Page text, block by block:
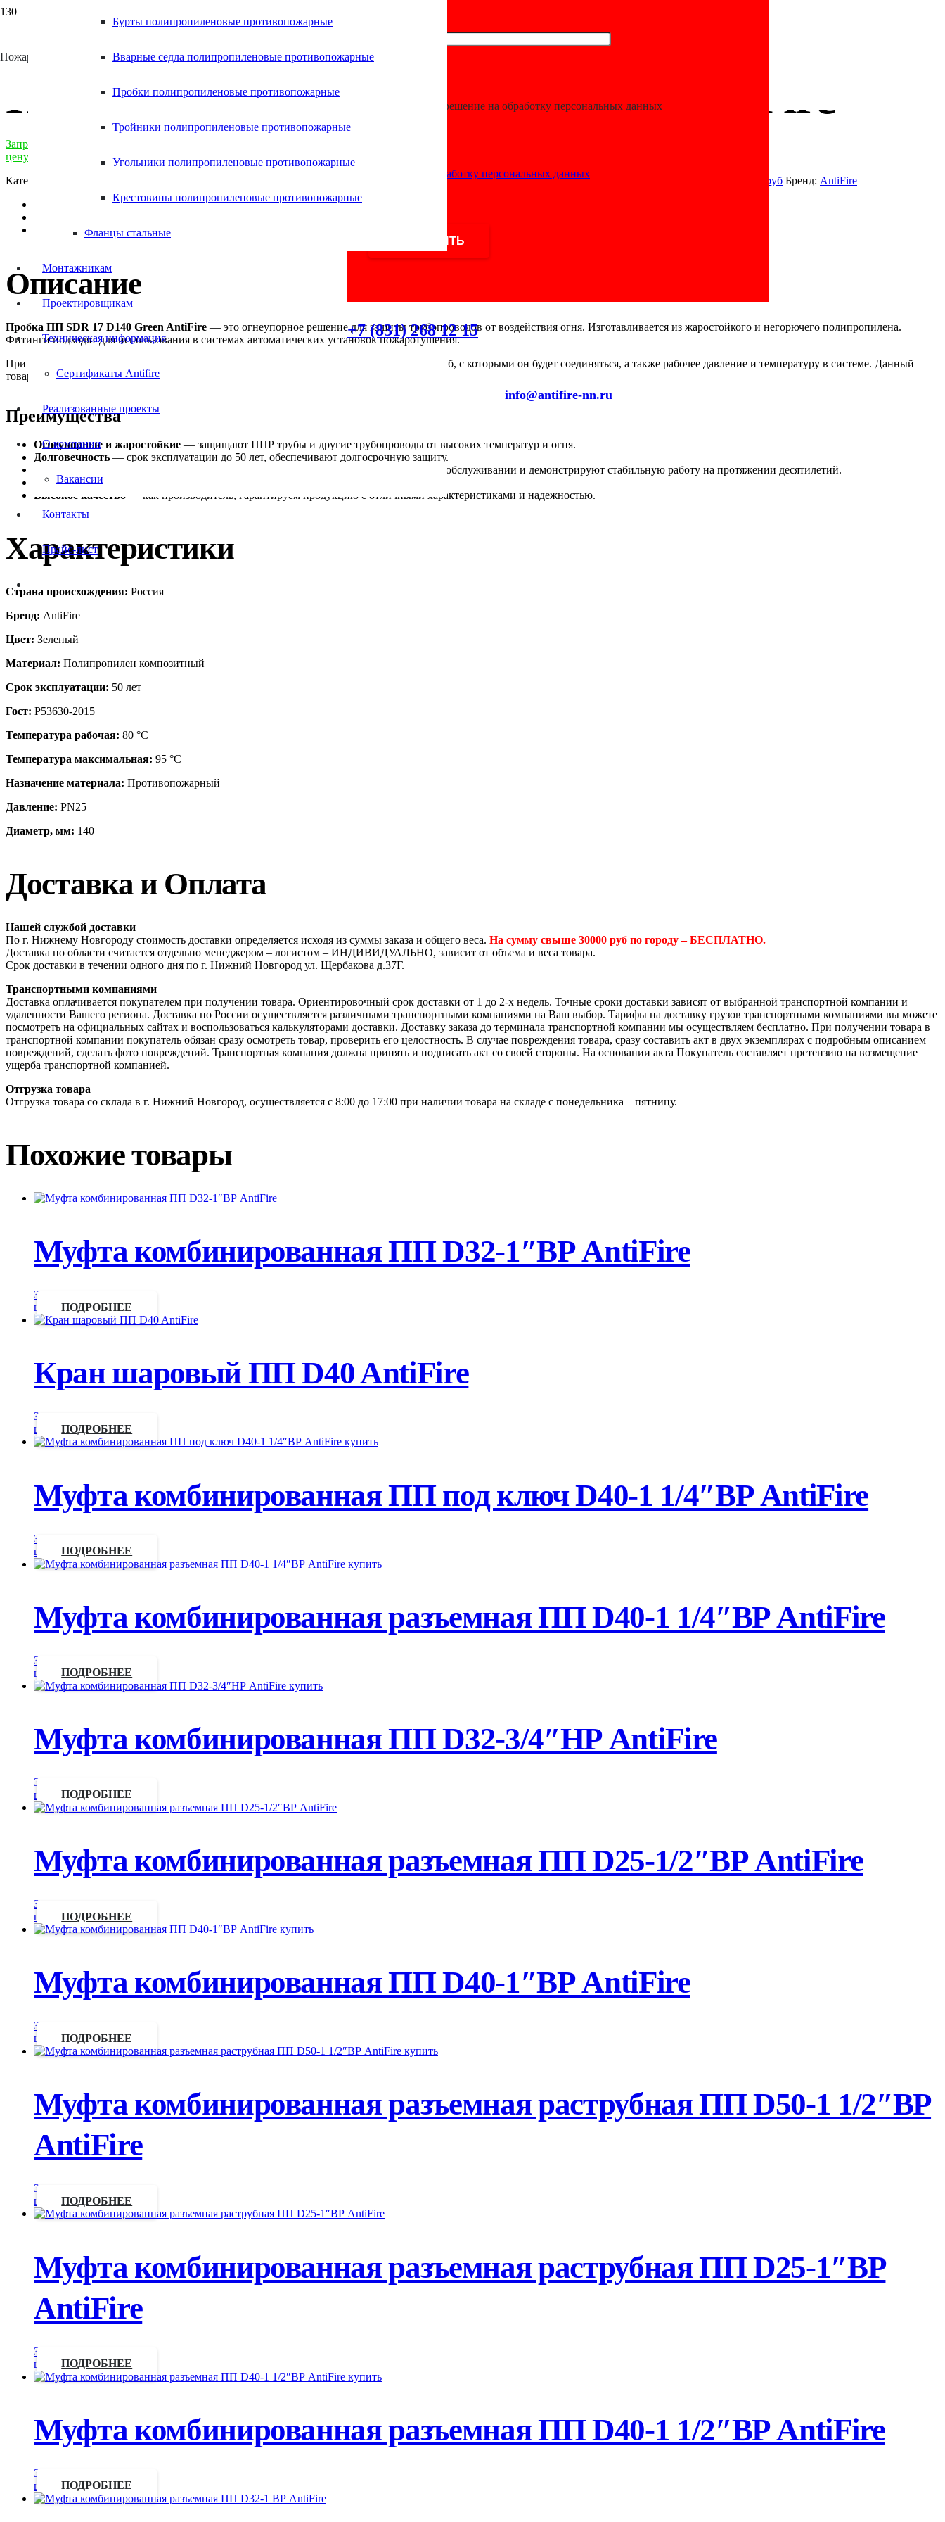
Пожаростойкие полимерные системы
Я даю разрешение на обработку персональных данных
Согласие на обработку персональных данных
+7 (831) 268 12 15
info@antifire-nn.ru
Бурты полипропиленовые противопожарные
Вварные седла полипропиленовые противопожарные
Пробки полипропиленовые противопожарные
Тройники полипропиленовые противопожарные
Угольники полипропиленовые противопожарные
Крестовины полипропиленовые противопожарные
Фланцы стальные
Монтажникам
Проектировщикам
Техническая информация
Сертификаты Antifire
Реализованные проекты
О компании
Вакансии
Контакты
Прайс-лист
Фитинги для полимерных труб/Полипропиленовые противопожарные фитинги
Пробка ПП SDR 17 D140 Green AntiFire
Запросить
цену
Категории:
Пробки полипропиленовые противопожарные Фитинги для полимерных труб Бренд: AntiFire
Доставка и Оплата
Описание
Пробка ПП SDR 17 D140 Green AntiFire — это огнеупорное решение для защиты трубопроводов от воздействия огня. Изготавливается из жаростойкого и негорючего полипропилена.
Фитинги подходят для использования в системах автоматических установок пожаротушения.
При выборе противопожарного фитинга для вашего проекта важно учитывать диаметр труб, с которыми он будет соединяться, а также рабочее давление и температуру в системе. Данный
товар имеет диаметр140, цветЗеленый
Преимущества
Огнеупорные и жаростойкие — защищают ППР трубы и другие трубопроводы от высоких температур и огня.
Долговечность — срок эксплуатации до 50 лет, обеспечивают долгосрочную защиту.
— простой монтаж, эти фитинги не нуждаются в специальном обслуживании и демонстрируют стабильную работу на протяжении десятилетий.
Низкие эксплуатационные расходы.
Высокое качество — как производитель, гарантируем продукцию с отличными характеристиками и надежностью.
Характеристики
Страна происхождения: Россия
Бренд: AntiFire
Цвет: Зеленый
Материал: Полипропилен композитный
Срок эксплуатации: 50 лет
Гост: Р53630-2015
Температура рабочая: 80 °С
Температура максимальная: 95 °С
Назначение материала: Противопожарный
Давление: PN25
Диаметр, мм: 140
Доставка и Оплата
Нашей службой доставки
По г. Нижнему Новгороду стоимость доставки определяется исходя из суммы заказа и общего веса. На сумму свыше 30000 руб по городу – БЕСПЛАТНО.
Доставка по области считается отдельно менеджером – логистом – ИНДИВИДУАЛЬНО, зависит от объема и веса товара.
Срок доставки в течении одного дня по г. Нижний Новгород ул. Щербакова д.37Г.
Транспортными компаниями
Доставка оплачивается покупателем при получении товара. Ориентировочный срок доставки от 1 до 2-х недель. Точные сроки доставки зависят от выбранной транспортной компании и
удаленности Вашего региона. Доставка по России осуществляется различными транспортными компаниями на Ваш выбор. Тарифы на доставку грузов транспортными компаниями вы можете
посмотреть на официальных сайтах и воспользоваться калькуляторами доставки. Доставку заказа до терминала транспортной компании мы осуществляем бесплатно. При получении товара в
транспортной компании покупатель обязан сразу осмотреть товар, проверить его целостность. В случае повреждения товара, сразу составить акт в двух экземплярах с подробным описанием
повреждений, сделать фото повреждений. Транспортная компания должна принять и подписать акт со своей стороны. На основании акта Покупатель составляет претензию на возмещение
ущерба транспортной компанией.
Отгрузка товара
Отгрузка товара со склада в г. Нижний Новгород, осуществляется с 8:00 до 17:00 при наличии товара на складе с понедельника – пятницу.
Похожие товары
Муфта комбинированная ПП D32-1″ВР AntiFire
Запросить
цену
ПОДРОБНЕЕ
Кран шаровый ПП D40 AntiFire
Запросить
цену
ПОДРОБНЕЕ
Муфта комбинированная ПП под ключ D40-1 1/4″ВР AntiFire
Запросить
цену
ПОДРОБНЕЕ
Муфта комбинированная разъемная ПП D40-1 1/4″ВР AntiFire
Запросить
цену
ПОДРОБНЕЕ
Муфта комбинированная ПП D32-3/4″НР AntiFire
Запросить
цену
ПОДРОБНЕЕ
Муфта комбинированная разъемная ПП D25-1/2″ВР AntiFire
Запросить
цену
ПОДРОБНЕЕ
Муфта комбинированная ПП D40-1″ВР AntiFire
Запросить
цену
ПОДРОБНЕЕ
Муфта комбинированная разъемная раструбная ПП D50-1 1/2″ВР
AntiFire
Запросить
цену
ПОДРОБНЕЕ
Муфта комбинированная разъемная раструбная ПП D25-1″ВР
AntiFire
Запросить
цену
ПОДРОБНЕЕ
Муфта комбинированная разъемная ПП D40-1 1/2″ВР AntiFire
Запросить
цену
ПОДРОБНЕЕ